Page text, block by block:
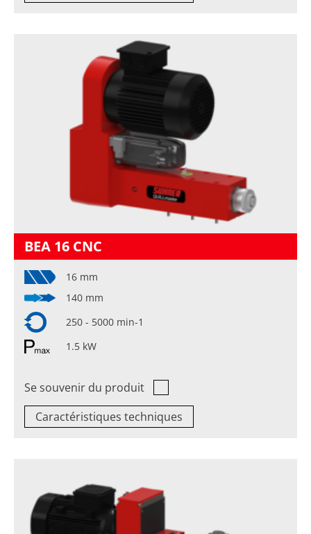
BEA 16 CNC
16 mm
140 mm
250 - 5000 min-1
1.5 kW
Se souvenir du produit
Caractéristiques techniques